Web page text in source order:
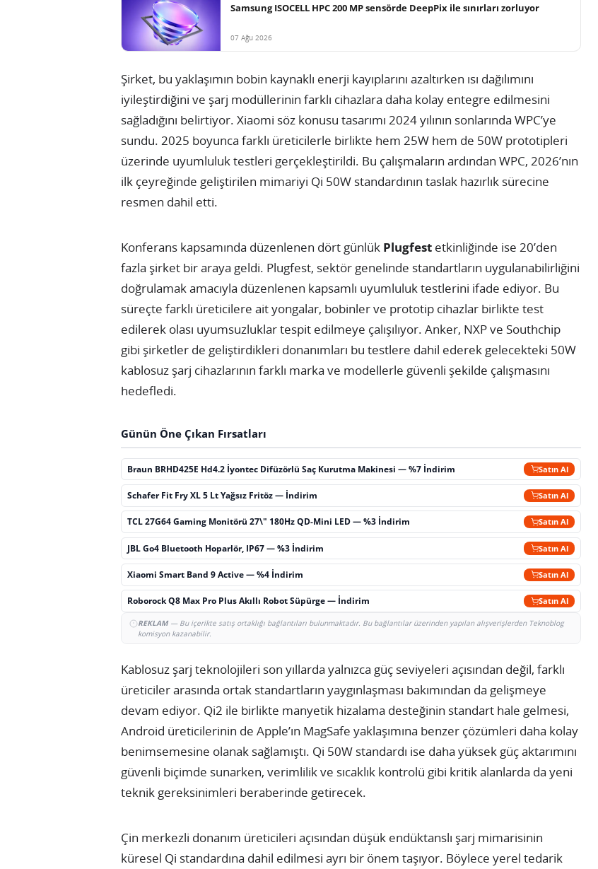
Samsung ISOCELL HPC 200 MP sensörde DeepPix ile sınırları zorluyor
07 Ağu 2026
Şirket, bu yaklaşımın bobin kaynaklı enerji kayıplarını azaltırken ısı dağılımını
iyileştirdiğini ve şarj modüllerinin farklı cihazlara daha kolay entegre edilmesini
sağladığını belirtiyor. Xiaomi söz konusu tasarımı 2024 yılının sonlarında WPC’ye
sundu. 2025 boyunca farklı üreticilerle birlikte hem 25W hem de 50W prototipleri
üzerinde uyumluluk testleri gerçekleştirildi. Bu çalışmaların ardından WPC, 2026’nın
ilk çeyreğinde geliştirilen mimariyi Qi 50W standardının taslak hazırlık sürecine
resmen dahil etti.
Konferans kapsamında düzenlenen dört günlük Plugfest etkinliğinde ise 20’den
fazla şirket bir araya geldi. Plugfest, sektör genelinde standartların uygulanabilirliğini
doğrulamak amacıyla düzenlenen kapsamlı uyumluluk testlerini ifade ediyor. Bu
süreçte farklı üreticilere ait yongalar, bobinler ve prototip cihazlar birlikte test
edilerek olası uyumsuzluklar tespit edilmeye çalışılıyor. Anker, NXP ve Southchip
gibi şirketler de geliştirdikleri donanımları bu testlere dahil ederek gelecekteki 50W
kablosuz şarj cihazlarının farklı marka ve modellerle güvenli şekilde çalışmasını
hedefledi.
Günün Öne Çıkan Fırsatları
Braun BRHD425E Hd4.2 İyontec Difüzörlü Saç Kurutma Makinesi — %7 İndirim Satın Al
Schafer Fit Fry XL 5 Lt Yağsız Fritöz — İndirim Satın Al
TCL 27G64 Gaming Monitörü 27\" 180Hz QD-Mini LED — %3 İndirim Satın Al
JBL Go4 Bluetooth Hoparlör, IP67 — %3 İndirim Satın Al
Xiaomi Smart Band 9 Active — %4 İndirim Satın Al
Roborock Q8 Max Pro Plus Akıllı Robot Süpürge — İndirim Satın Al
REKLAM— Bu içerikte satış ortaklığı bağlantıları bulunmaktadır. Bu bağlantılar üzerinden yapılan alışverişlerden Teknoblog
komisyon kazanabilir.
Kablosuz şarj teknolojileri son yıllarda yalnızca güç seviyeleri açısından değil, farklı
üreticiler arasında ortak standartların yaygınlaşması bakımından da gelişmeye
devam ediyor. Qi2 ile birlikte manyetik hizalama desteğinin standart hale gelmesi,
Android üreticilerinin de Apple’ın MagSafe yaklaşımına benzer çözümleri daha kolay
benimsemesine olanak sağlamıştı. Qi 50W standardı ise daha yüksek güç aktarımını
güvenli biçimde sunarken, verimlilik ve sıcaklık kontrolü gibi kritik alanlarda da yeni
teknik gereksinimleri beraberinde getirecek.
Çin merkezli donanım üreticileri açısından düşük endüktanslı şarj mimarisinin
küresel Qi standardına dahil edilmesi ayrı bir önem taşıyor. Böylece yerel tedarik